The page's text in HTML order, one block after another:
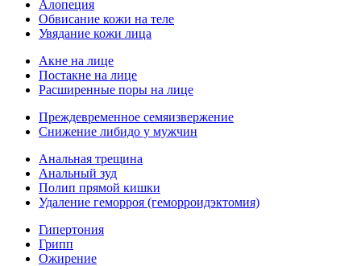
Алопеция
Обвисание кожи на теле
Увядание кожи лица
Акне на лице
Постакне на лице
Расширенные поры на лице
Преждевременное семяизвержение
Снижение либидо у мужчин
Анальная трещина
Анальный зуд
Полип прямой кишки
Удаление геморроя (геморроидэктомия)
Гипертония
Грипп
Ожирение